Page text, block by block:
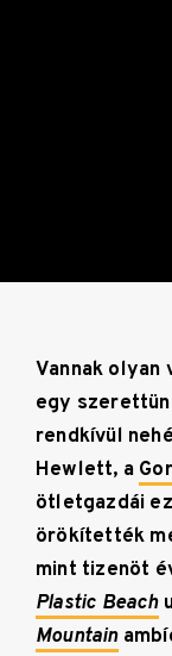
Vannak olyan
egy
rendkívül
Hewlett, a
ötletgazdái
örökítették
mint tizenöt
Plastic Beach
Mountain